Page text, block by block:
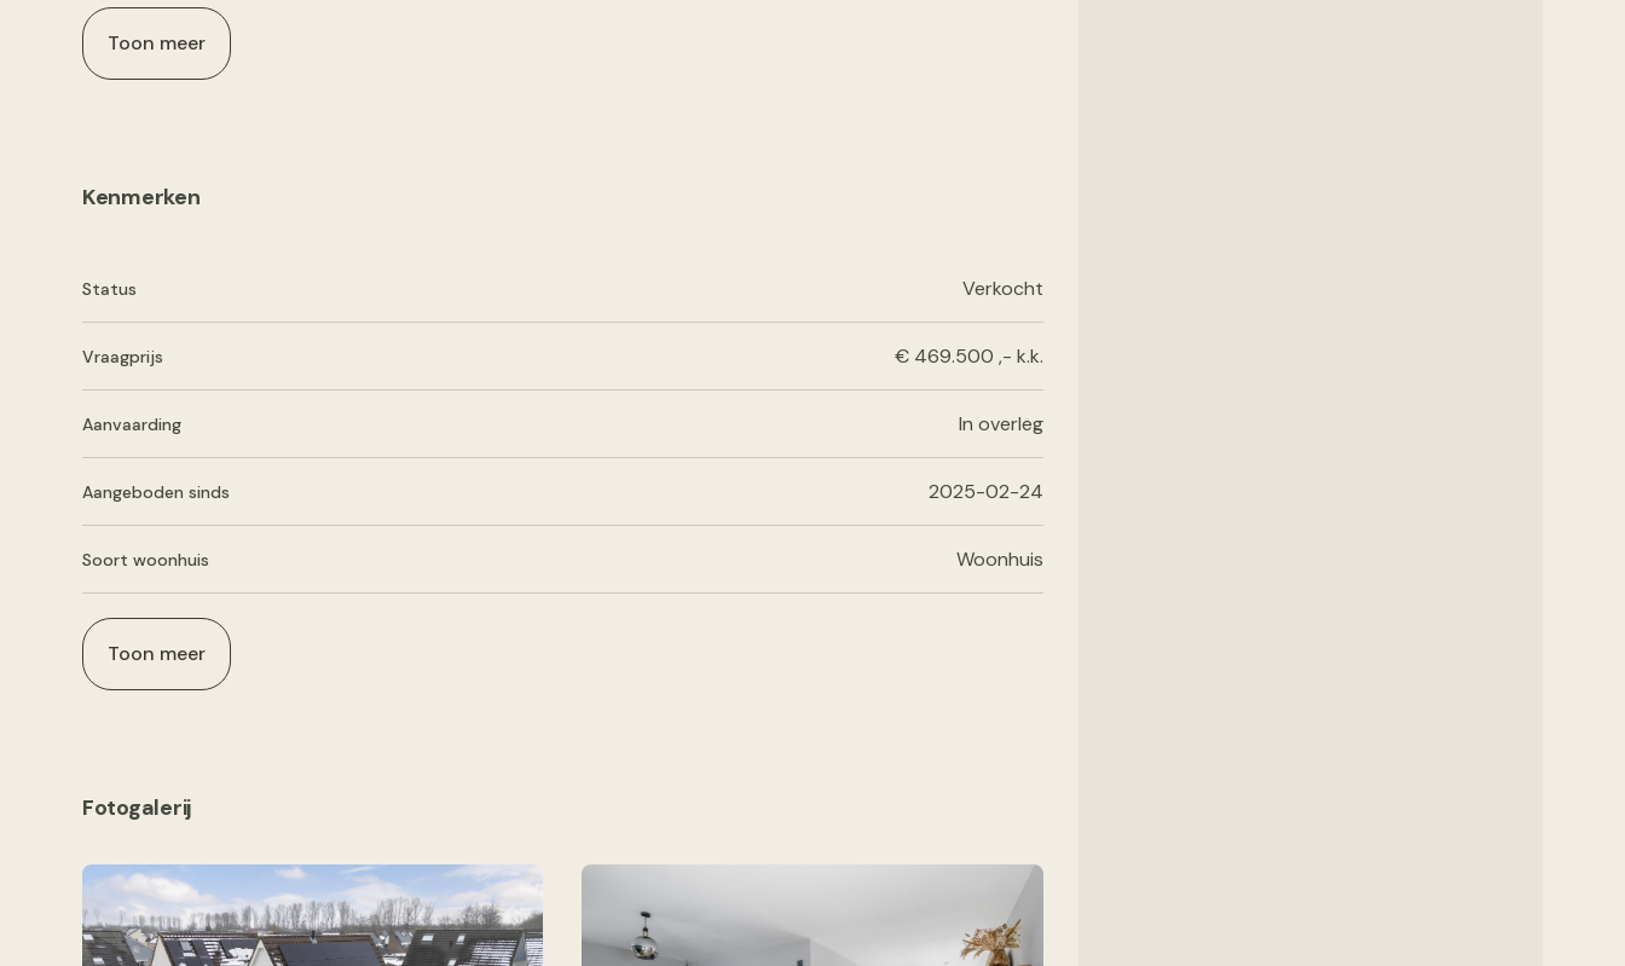
Toon meer
Kenmerken
Status Verkocht
Vraagprijs € 469.500 ,- k.k.
Aanvaarding In overleg
Aangeboden sinds 2025-02-24
Soort woonhuis Woonhuis
Toon meer
Fotogalerij